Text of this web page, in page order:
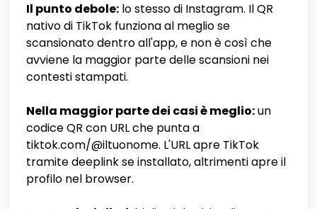
Il punto debole: lo stesso di Instagram. Il QR
nativo di TikTok funziona al meglio se
scansionato dentro all'app, e non è così che
avviene la maggior parte delle scansioni nei
contesti stampati.
Nella maggior parte dei casi è meglio:un
codice QR con URL che punta a
tiktok.com/@iltuonome. L'URL apre TikTok
tramite deeplink se installato, altrimenti apre il
profilo nel browser.